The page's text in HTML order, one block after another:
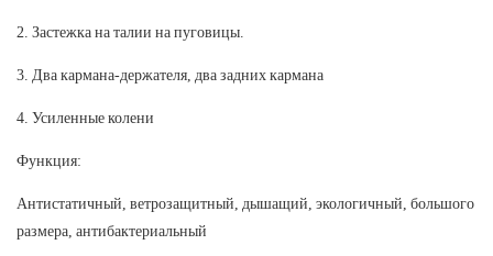
2. Застежка на талии на пуговицы.
3. Два кармана-держателя, два задних кармана
4. Усиленные колени
Функция:
Антистатичный, ветрозащитный, дышащий, экологичный, большого
размера, антибактериальный